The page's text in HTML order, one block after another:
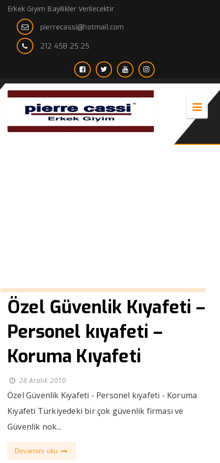
Erkek Giyim Bayilikler Verilecektir
pierrecassi@hotmail.com
212 458 25 25
Özel Güvenlik Kıyafeti –
Personel kıyafeti –
Koruma Kıyafeti
28 Aralık 2010
Özel Güvenlik Kıyafeti - Personel kıyafeti - Koruma
Kıyafeti Türkiyedeki bir çok güvenlik firması ve
Güvenlik nok...
Devamını oku